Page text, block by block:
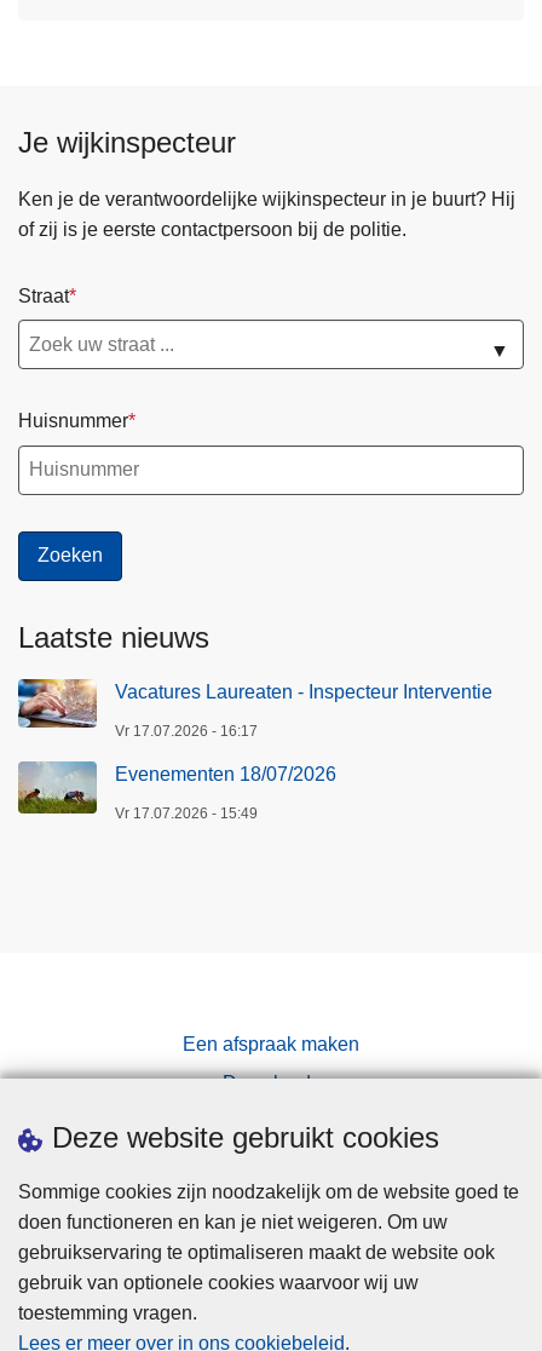
Deze website gebruikt cookies
Sommige cookies zijn noodzakelijk om de website goed te
doen functioneren en kan je niet weigeren. Om uw
gebruikservaring te optimaliseren maakt de website ook
gebruik van optionele cookies waarvoor wij uw
toestemming vragen.
Lees er meer over in ons cookiebeleid.
Je wijkinspecteur
Ken je de verantwoordelijke wijkinspecteur in je buurt? Hij
of zij is je eerste contactpersoon bij de politie.
Straat
▼
Huisnummer
Laatste nieuws
Vacatures Laureaten - Inspecteur Interventie
Vr 17.07.2026 - 16:17
Evenementen 18/07/2026
Vr 17.07.2026 - 15:49
Een afspraak maken
Downloads